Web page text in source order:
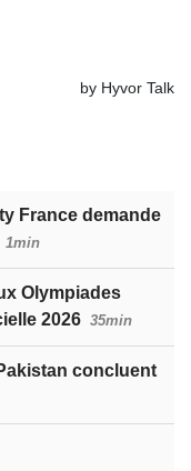
France demande
1min
Olympiades
2026 35min
concluent